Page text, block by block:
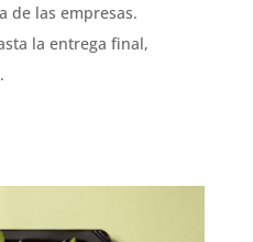
de las empresas.
la entrega final,